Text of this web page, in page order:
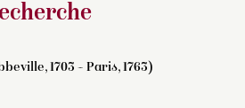
1703 – Paris, 1763)